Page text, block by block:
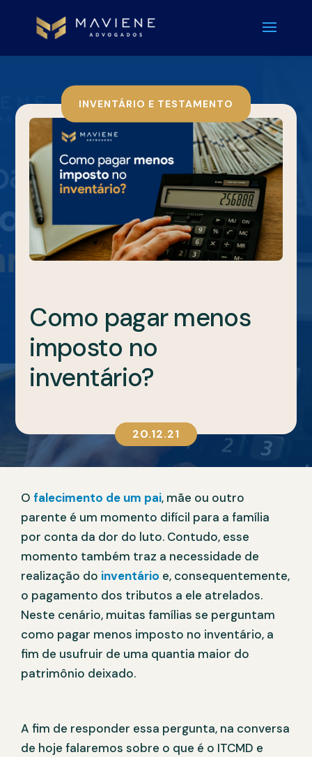
INVENTÁRIO E TESTAMENTO
Como pagar menos
imposto no
inventário?
20.12.21
O falecimento de um pai, mãe ou outro
parente é um momento difícil para a família
por conta da dor do luto. Contudo, esse
momento também traz a necessidade de
realização do inventário e, consequentemente,
o pagamento dos tributos a ele atrelados.
Neste cenário, muitas famílias se perguntam
como pagar menos imposto no inventário, a
fim de usufruir de uma quantia maior do
patrimônio deixado.
A fim de responder essa pergunta, na conversa
de hoje falaremos sobre o que é o ITCMD e